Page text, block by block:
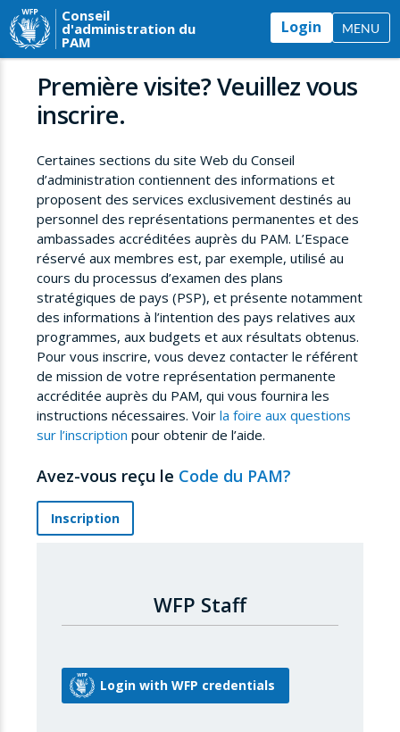
Conseil
d'administration du
PAM
Login MENU
Première visite? Veuillez vous
inscrire.
Certaines sections du site Web du Conseil
d’administration contiennent des informations et
proposent des services exclusivement destinés au
personnel des représentations permanentes et des
ambassades accréditées auprès du PAM. L’Espace
réservé aux membres est, par exemple, utilisé au
cours du processus d’examen des plans
stratégiques de pays (PSP), et présente notamment
des informations à l’intention des pays relatives aux
programmes, aux budgets et aux résultats obtenus.
Pour vous inscrire, vous devez contacter le référent
de mission de votre représentation permanente
accréditée auprès du PAM, qui vous fournira les
instructions nécessaires. Voir la foire aux questions
sur l’inscription pour obtenir de l’aide.
Avez-vous reçu le Code du PAM?
Inscription
WFP Staff